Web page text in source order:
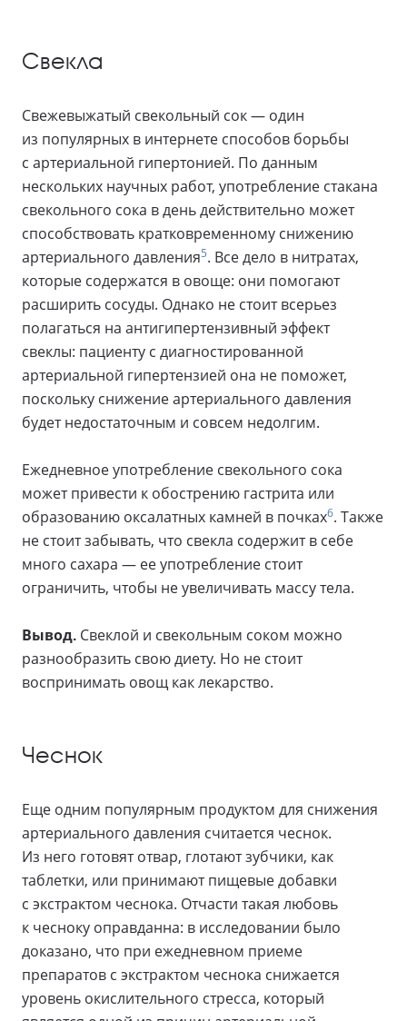
Свекла
Свежевыжатый свекольный сок — один
из популярных в интернете способов борьбы
с артериальной гипертонией. По данным
нескольких научных работ, употребление стакана
свекольного сока в день действительно может
способствовать кратковременному снижению
артериального давления5. Все дело в нитратах,
которые содержатся в овоще: они помогают
расширить сосуды. Однако не стоит всерьез
полагаться на антигипертензивный эффект
свеклы: пациенту с диагностированной
артериальной гипертензией она не поможет,
поскольку снижение артериального давления
будет недостаточным и совсем недолгим.
Ежедневное употребление свекольного сока
может привести к обострению гастрита или
образованию оксалатных камней в почках6. Также
не стоит забывать, что свекла содержит в себе
много сахара — ее употребление стоит
ограничить, чтобы не увеличивать массу тела.
Вывод. Свеклой и свекольным соком можно
разнообразить свою диету. Но не стоит
воспринимать овощ как лекарство.
Чеснок
Еще одним популярным продуктом для снижения
артериального давления считается чеснок.
Из него готовят отвар, глотают зубчики, как
таблетки, или принимают пищевые добавки
с экстрактом чеснока. Отчасти такая любовь
к чесноку оправданна: в исследовании было
доказано, что при ежедневном приеме
препаратов с экстрактом чеснока снижается
уровень окислительного стресса, который